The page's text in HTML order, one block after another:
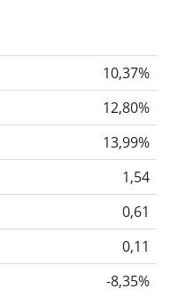
Wir
der Daten der
du sehen kannst, ob
der Zeit stärker
Informationen
von 1, 3 und 5
als die
10,37%
12,80%
13,99%
1,54
0,61
0,11
-8,35%